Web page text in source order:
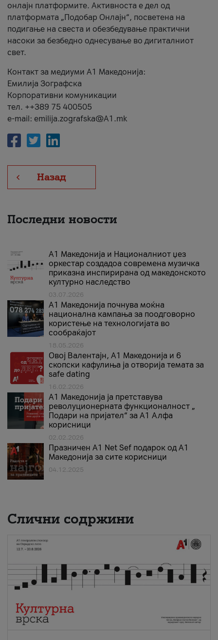
онлајн платформите. Активноста е дел од
платформата „Подобар Онлајн“, посветена на
подигање на свеста и обезбедување практични
насоки за безбедно однесување во дигиталниот
свет.
Контакт за медиуми А1 Македонија:
Емилија Зографска
Корпоративни комуникации
тел. ++389 75 400505
e-mail: emilija.zografska@A1.mk
Назад
Последни новости
А1 Македонија и Националниот џез
оркестар создадоа современа музичка
приказна инспирирана од македонското
културно наследство
03.07.2026
A1 Македонија почнува моќна
национална кампања за поодговорно
користење на технологијата во
сообраќајот
18.05.2026
Овој Валентајн, A1 Македонија и 6
скопски кафулиња ја отворија темата за
safe dating
16.02.2026
А1 Македонија ја претставува
револуционерната функционалност „
Подари на пријател“ за А1 Алфа
корисници
02.02.2026
Празничен A1 Net Sеf подарок од А1
Македонија за сите корисници
04.12.2025
Слични содржини